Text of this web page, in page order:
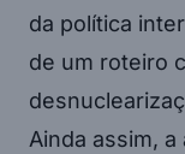
da política
de um roteiro
Ainda assim,